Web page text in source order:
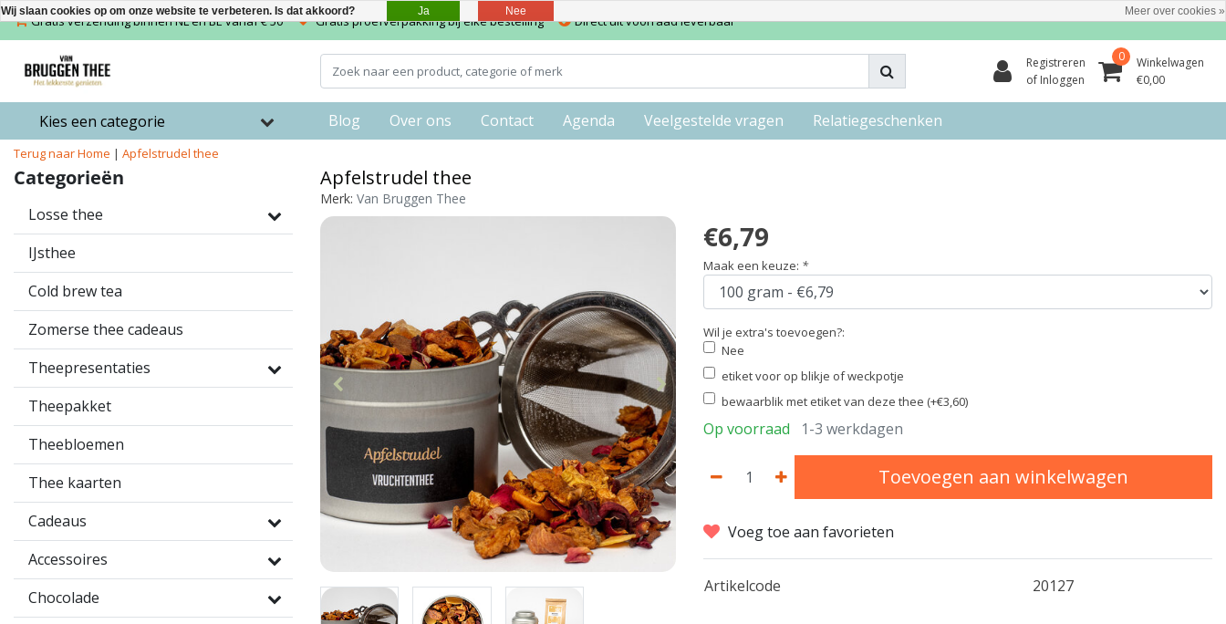
Gratis verzending binnen NL en BE vanaf € 50 Gratis proefverpakking bij elke bestelling Direct uit voorraad leverbaar
Registreren
of Inloggen
0
Winkelwagen
€0,00
Kies een categorie Blog Over ons Contact Agenda Veelgestelde vragen Relatiegeschenken
Terug naar Home | Apfelstrudel thee
Categorieën
Losse thee
IJsthee
Cold brew tea
Zomerse thee cadeaus
Theepresentaties
Theepakket
Theebloemen
Thee kaarten
Cadeaus
Accessoires
Chocolade
Apfelstrudel thee
Merk: Van Bruggen Thee
€6,79
Maak een keuze: *
Wil je extra's toevoegen?:
Nee
etiket voor op blikje of weckpotje
bewaarblik met etiket van deze thee (+€3,60)
Op voorraad 1-3 werkdagen
Toevoegen aan winkelwagen
Voeg toe aan favorieten
Artikelcode 20127
Wij slaan cookies op om onze website te verbeteren. Is dat akkoord? Ja Nee Meer over cookies »